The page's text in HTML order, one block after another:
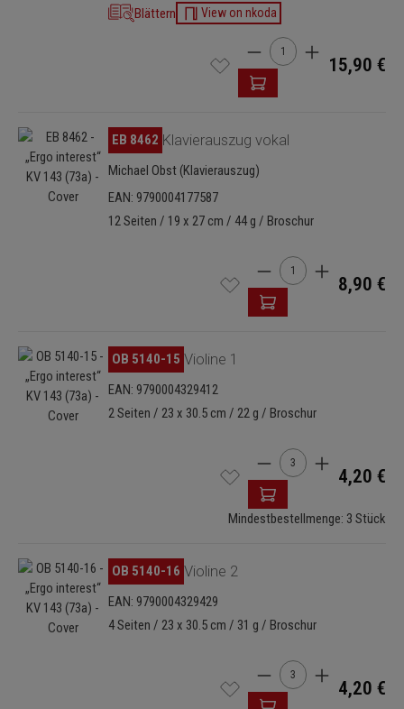
Blättern View on nkoda
Produkt Anzahl: Gib
15,90 €
Bildergalerie überspringen
EB 8462 Klavierauszug vokal
Michael Obst (Klavierauszug)
EAN: 9790004177587
12 Seiten / 19 x 27 cm / 44 g / Broschur
Produkt Anzahl: Gib
8,90 €
Bildergalerie überspringen
OB 5140-15 Violine 1
EAN: 9790004329412
2 Seiten / 23 x 30.5 cm / 22 g / Broschur
Produkt Anzahl: Gib
4,20 €
Mindestbestellmenge: 3 Stück
Bildergalerie überspringen
OB 5140-16 Violine 2
EAN: 9790004329429
4 Seiten / 23 x 30.5 cm / 31 g / Broschur
Produkt Anzahl: Gib
4,20 €